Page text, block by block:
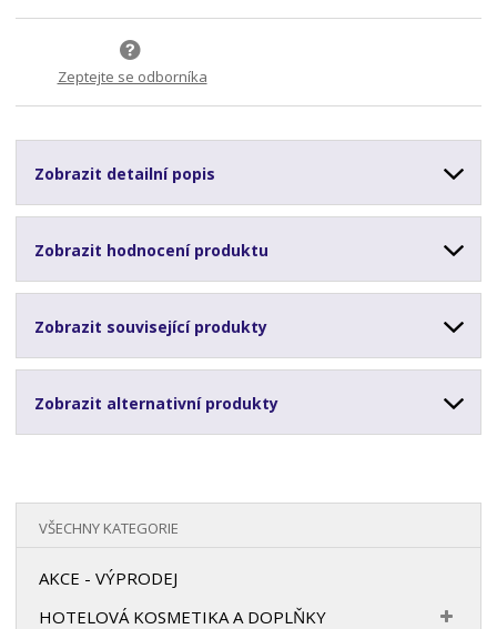
Zeptejte se odborníka
Zobrazit detailní popis
Zobrazit hodnocení produktu
Zobrazit související produkty
Zobrazit alternativní produkty
VŠECHNY KATEGORIE
AKCE - VÝPRODEJ
HOTELOVÁ KOSMETIKA A DOPLŇKY